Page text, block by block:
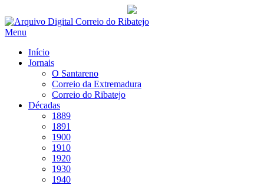
Saltar
para
Menu
Início
Jornais
O Santareno
Correio da Extremadura
Correio do Ribatejo
Décadas
1889
1891
1900
1910
1920
1930
1940